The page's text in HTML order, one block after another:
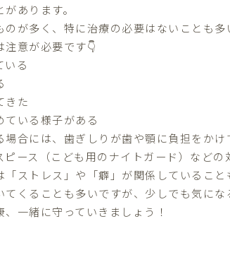
あります。
の が多く、特に治療の必要はないことも多
意が必要です👇
いる
きた
ている様子がある
場合には、歯ぎしりが歯や顎に負担をかけ
ース（こども用のナイトガード）などの
ストレス」や「癖」が関係していること
てくることも多いですが、少しでも気に
一緒に守っていきましょう！